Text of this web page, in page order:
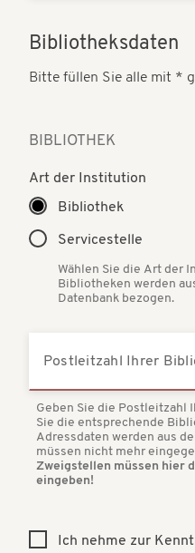
Bibliotheksdaten
Bitte füllen Sie alle mit *
BIBLIOTHEK
Art der Institution
Bibliothek
Servicestelle
Wählen Sie die Art der
Bibliotheken werden
Datenbank bezogen.
Postleitzahl Ihrer
Geben Sie die Postleitzahl
Sie die entsprechende
Adressdaten werden aus
müssen nicht mehr
Zweigstellen müssen hier
eingeben!
Träger
Ich nehme zur